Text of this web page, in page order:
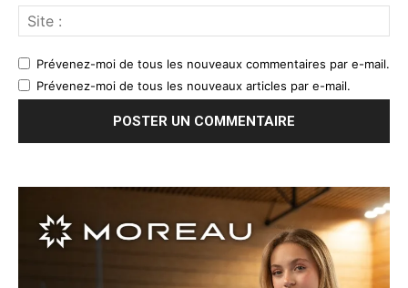
Prévenez-moi de tous les nouveaux commentaires par e-mail.
Prévenez-moi de tous les nouveaux articles par e-mail.